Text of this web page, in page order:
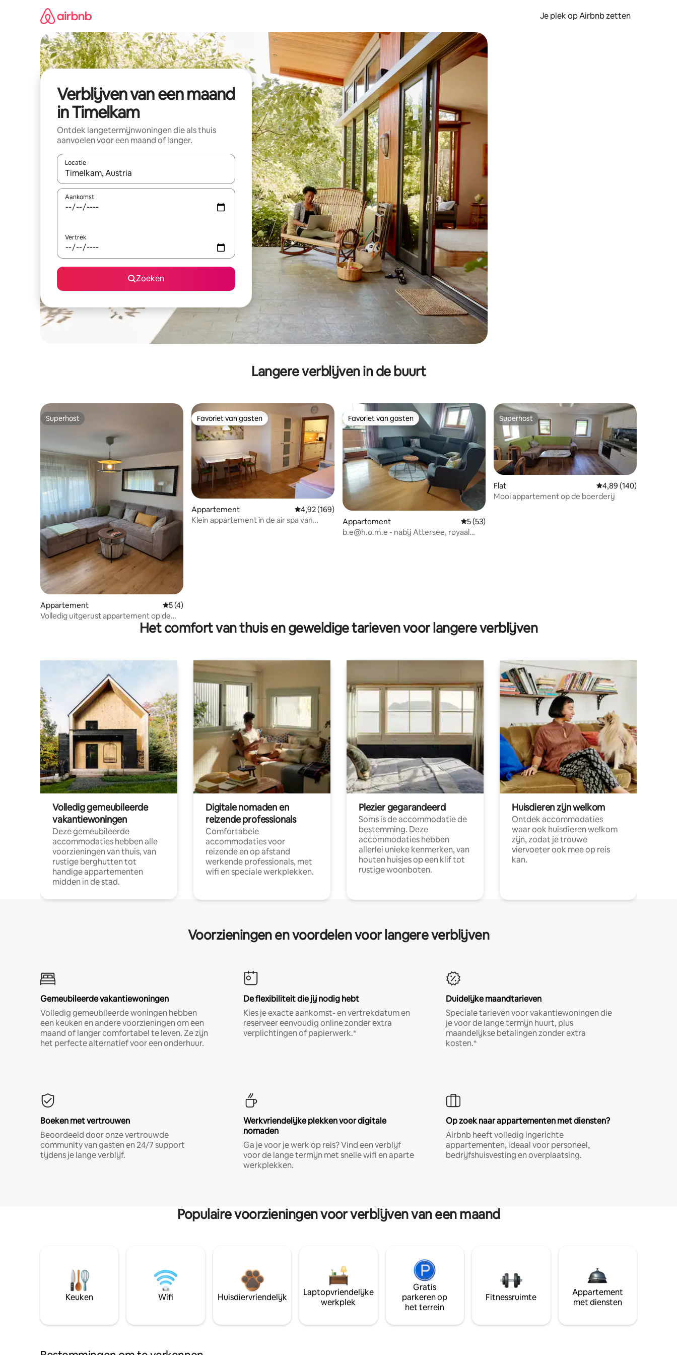
Je plek op Airbnb zetten
Verblijven van een maand
in Timelkam
Ontdek langetermijnwoningen die als thuis
aanvoelen voor een maand of langer.
Locatie
Wanneer er resultaten beschikbaar zijn, maak je een keuze met je de pijltjestoetsen omhoog en omlaag, óf door te tikken of swipen.
Aankomst
Vertrek
Zoeken
Langere verblijven in de buurt
Superhost
Superhost
Appartement Gemiddelde beoordeling van 5 op 5, 4 recensies
5 (4)
Volledig uitgerust appartement op de
Favoriet van gasten
Favoriet van gasten
Appartement Gemiddelde beoordeling van 4,92 op 5, 169 recensies
4,92 (169)
Klein appartement in de air spa van
Favoriet van gasten
Favoriet van gasten
Appartement Gemiddelde beoordeling van 5 op 5, 53 recensies
5 (53)
b.e@h.o.m.e - nabij Attersee, royaal
Superhost
Superhost
Flat Gemiddelde
4,89 (140)
Mooi appartement op de boerderij
Het comfort van thuis en geweldige tarieven voor langere verblijven
Volledig gemeubileerde
vakantiewoningen
Deze gemeubileerde
accommodaties hebben alle
voorzieningen van thuis, van
rustige berghutten tot
handige appartementen
midden in de stad.
Digitale nomaden en
reizende professionals
Comfortabele
accommodaties voor
reizende en op afstand
werkende professionals, met
wifi en speciale werkplekken.
Plezier gegarandeerd
Soms is de accommodatie de
bestemming. Deze
accommodaties hebben
allerlei unieke kenmerken, van
houten huisjes op een klif tot
rustige woonboten.
Huisdieren zijn welkom
Ontdek accommodaties
waar ook huisdieren welkom
zijn, zodat je trouwe
viervoeter ook mee op reis
kan.
Voorzieningen en voordelen voor langere verblijven
Gemeubileerde vakantiewoningen
Volledig gemeubileerde woningen hebben
een keuken en andere voorzieningen om een
maand of langer comfortabel te leven. Ze zijn
het perfecte alternatief voor een onderhuur.
De flexibiliteit die jij nodig hebt
Kies je exacte aankomst- en vertrekdatum en
reserveer eenvoudig online zonder extra
verplichtingen of papierwerk.*
Duidelijke maandtarieven
Speciale tarieven voor vakantiewoningen die
je voor de lange termijn huurt, plus
maandelijkse betalingen zonder extra
kosten.*
Boeken met vertrouwen
Beoordeeld door onze vertrouwde
community van gasten en 24/7 support
tijdens je lange verblijf.
Werkvriendelijke plekken voor digitale
nomaden
Ga je voor je werk op reis? Vind een verblijf
voor de lange termijn met snelle wifi en aparte
werkplekken.
Op zoek naar appartementen met diensten?
Airbnb heeft volledig ingerichte
appartementen, ideaal voor personeel,
bedrijfshuisvesting en overplaatsing.
Populaire voorzieningen voor verblijven van een maand
Keuken Wifi Huisdiervriendelijk
Laptopvriendelijke
werkplek
Gratis
parkeren op
het terrein
Fitnessruimte
Appartement
met diensten